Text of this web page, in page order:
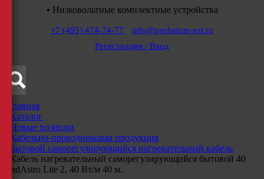
• Низковольтные комплектные устройства
+7 (495) 474-74-77
info@probatum-est.ru
Регистрация / Вход
Главная
Каталог
Новые позиции
Кабельно-проводниковая продукция
Бытовой саморегулирующийся нагревательный кабель
Кабель нагревательный саморегулирующийся бытовой 40
IndAstro Lite 2, 40 Вт/м 40 м.